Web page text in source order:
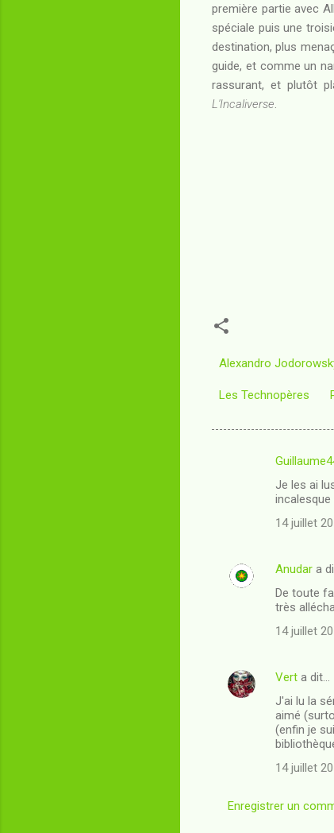
première partie avec
spéciale puis une
destination, plus
guide, et comme un
rassurant, et plutôt
L'Incaliverse
Alexandro
Les Technopères
n
r
e
Je les ai
14 juillet
Anudar a
De toute
très
14 juillet
Vert a dit…
J'ai lu la
aimé
(enfin je
14 juillet
Enregistrer un